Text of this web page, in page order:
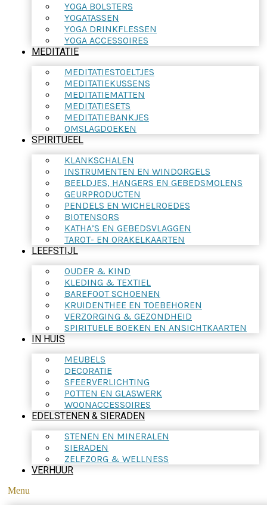
YOGA BOLSTERS
YOGATASSEN
YOGA DRINKFLESSEN
YOGA ACCESSOIRES
MEDITATIE
MEDITATIESTOELTJES
MEDITATIEKUSSENS
MEDITATIEMATTEN
MEDITATIESETS
MEDITATIEBANKJES
OMSLAGDOEKEN
SPIRITUEEL
KLANKSCHALEN
INSTRUMENTEN EN WINDORGELS
BEELDJES, HANGERS EN GEBEDSMOLENS
GEURPRODUCTEN
PENDELS EN WICHELROEDES
BIOTENSORS
KATHA’S EN GEBEDSVLAGGEN
TAROT- EN ORAKELKAARTEN
LEEFSTIJL
OUDER & KIND
KLEDING & TEXTIEL
BAREFOOT SCHOENEN
KRUIDENTHEE EN TOEBEHOREN
VERZORGING & GEZONDHEID
SPIRITUELE BOEKEN EN ANSICHTKAARTEN
IN HUIS
MEUBELS
DECORATIE
SFEERVERLICHTING
POTTEN EN GLASWERK
WOONACCESSOIRES
EDELSTENEN & SIERADEN
STENEN EN MINERALEN
SIERADEN
ZELFZORG & WELLNESS
VERHUUR
Menu